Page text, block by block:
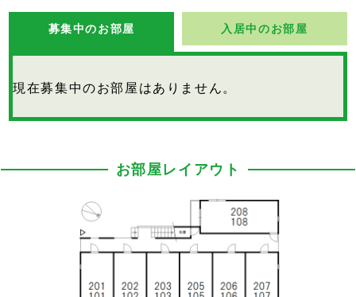
募集中のお部屋 入居中のお部屋
現在募集中のお部屋はありません。
お部屋レイアウト